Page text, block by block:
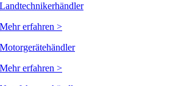
Landtechnikerhändler
Mehr erfahren >
Motorgerätehändler
Mehr erfahren >